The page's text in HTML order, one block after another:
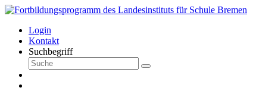
Login
Kontakt
Suchbegriff